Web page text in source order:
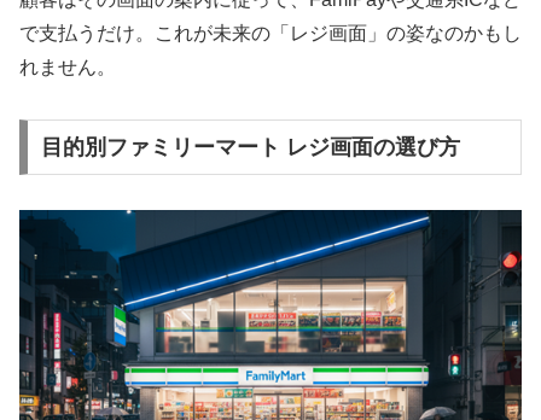
で支払うだけ。これが未来の「レジ画面」の姿なのかもし
れません。
目的別ファミリーマート レジ画面の選び方